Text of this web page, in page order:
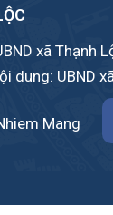
xã Thạnh
dung: UBND